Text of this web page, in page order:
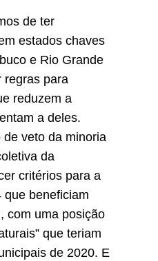
de ter
estados chaves
e Rio Grande
regras para
reduzem a
a deles.
veto da minoria
da
critérios para a
que beneficiam
com uma posição
que teriam
de 2020. E